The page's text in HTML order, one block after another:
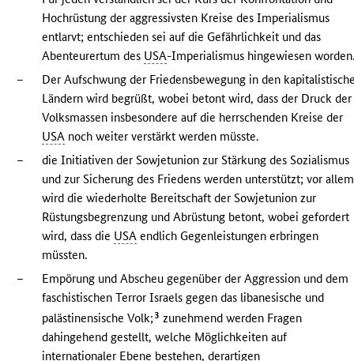
Hochrüstung der aggressivsten Kreise des Imperialismus
entlarvt; entschieden sei auf die Gefährlichkeit und das
Abenteurertum des USA-Imperialismus hingewiesen
–
Der Aufschwung der Friedensbewegung in den
Ländern wird begrüßt, wobei betont wird, dass der Druck der
Volksmassen insbesondere auf die herrschenden Kreise der
USA noch weiter verstärkt werden müsste.
–
die Initiativen der Sowjetunion zur Stärkung des Sozialismus
und zur Sicherung des Friedens werden unterstützt; vor allem
wird die wiederholte Bereitschaft der Sowjetunion zur
Rüstungsbegrenzung und Abrüstung betont, wobei gefordert
wird, dass die USA endlich Gegenleistungen erbringen
müssten.
–
Empörung und Abscheu gegenüber der Aggression und dem
faschistischen Terror Israels gegen das libanesische und
palästinensische Volk;3 zunehmend werden Fragen
dahingehend gestellt, welche Möglichkeiten auf
internationaler Ebene bestehen, derartigen